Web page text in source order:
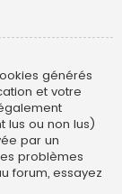
générés
et votre
lus ou non lus)
par un
problèmes
forum, essayez